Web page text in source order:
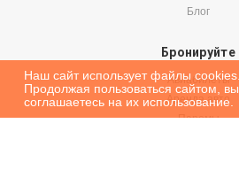
Блог
Бронируйте
Авиабилеты
Аренда авто
Паромы
Наш сайт использует файлы cookies.
Продолжая пользоваться сайтом, вы
соглашаетесь на их использование.